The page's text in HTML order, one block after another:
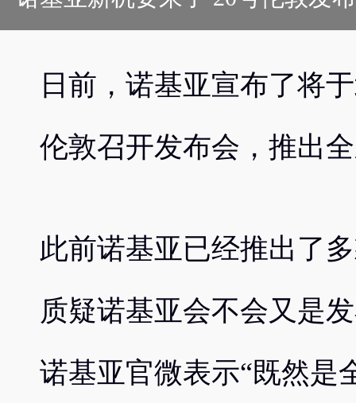
日前，诺基亚宣布了将
伦敦召开发布会，推出
此前诺基亚已经推出了
质疑诺基亚会不会又是
诺基亚官微表示“既然